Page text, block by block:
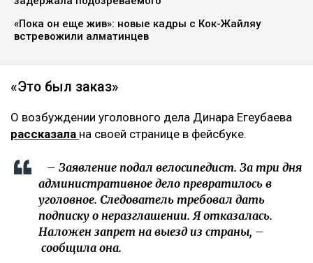
«Пока он еще жив»: новые кадры с Кок-Жайляу
встревожили алматинцев
«Это был заказ»
О возбуждении уголовного дела Динара Егеубаева
рассказала на своей странице в фейсбуке.
– Заявление подал велосипедист. За три дня
административное дело превратилось в
уголовное. Следователь требовал дать
подписку о неразглашении. Я отказалась.
Наложен запрет на выезд из страны, –
сообщила она.